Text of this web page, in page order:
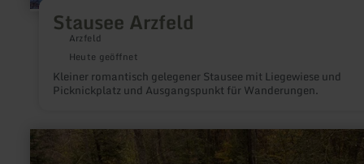
Stausee Arzfeld
Arzfeld
Heute geöffnet
Kleiner romantisch gelegener Stausee mit Liegewiese und
Picknickplatz und Ausgangspunkt für Wanderungen.
mehr
erfahren